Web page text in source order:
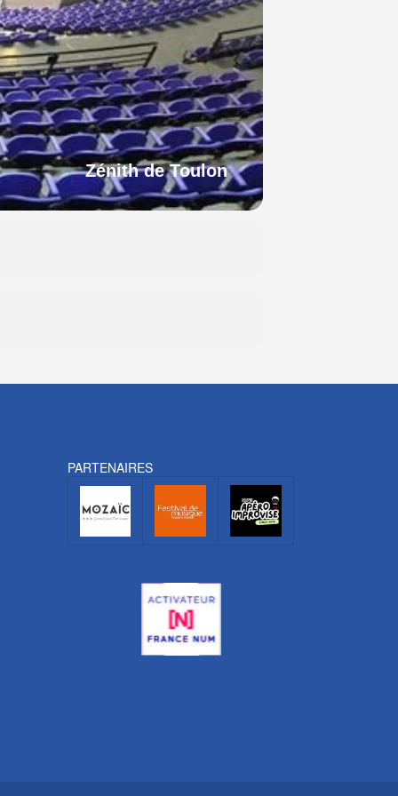
Zénith de Toulon
PARTENAIRES